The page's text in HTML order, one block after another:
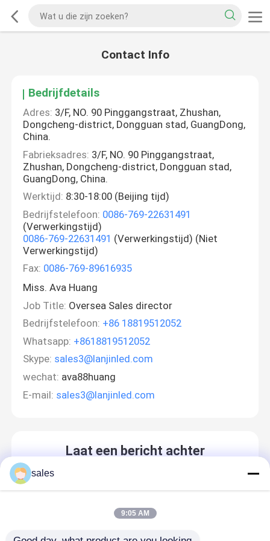
Contact Info
Bedrijfdetails
Adres: 3/F, NO. 90 Pinggangstraat, Zhushan,
Dongcheng-district, Dongguan stad, GuangDong,
China.
Fabrieksadres: 3/F, NO. 90 Pinggangstraat,
Zhushan, Dongcheng-district, Dongguan stad,
GuangDong, China.
Werktijd: 8:30-18:00 (Beijing tijd)
Bedrijfstelefoon: 0086-769-22631491
(Verwerkingstijd)
0086-769-22631491 (Verwerkingstijd) (Niet
Verwerkingstijd)
Fax: 0086-769-89616935
Miss. Ava Huang
Job Title: Oversea Sales director
Bedrijfstelefoon: +86 18819512052
Whatsapp: +8618819512052
Skype: sales3@lanjinled.com
wechat: ava88huang
E-mail: sales3@lanjinled.com
Laat een bericht achter
sales
9:05 AM